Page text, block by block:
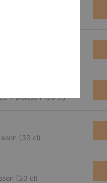
+ boisson (33 cl)
(33 cl)
(33 cl)